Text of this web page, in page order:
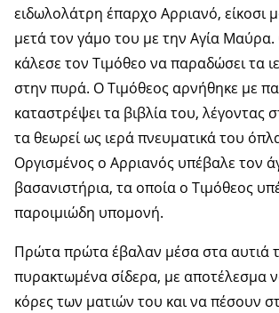
ειδωλολάτρη έπαρχο Αρριανό, είκοσι
μετά τον γάμο του με την Αγία
κάλεσε τον Τιμόθεο να παραδώσει τα
στην πυρά. Ο Τιμόθεος αρνήθηκε με
καταστρέψει τα βιβλία του, λέγοντας
τα θεωρεί ως ιερά πνευματικά του
Οργισμένος ο Αρριανός υπέβαλε τον
βασανιστήρια, τα οποία ο Τιμόθεος
παροιμιώδη υπομονή.
Πρώτα πρώτα έβαλαν μέσα στα αυτιά
πυρακτωμένα σίδερα, με αποτέλεσμα
κόρες των ματιών του και να πέσουν